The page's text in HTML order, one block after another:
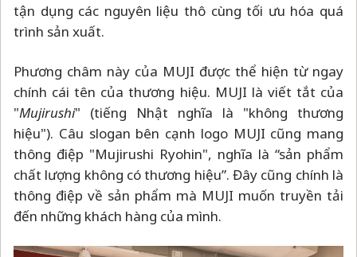
tận dụng các nguyên liệu thô cùng tối ưu hóa quá
trình sản xuất.
Phương châm này của MUJI được thể hiện từ ngay
chính cái tên của thương hiệu. MUJI là viết tắt của
"Mujirushi" (tiếng Nhật nghĩa là "không thương
hiệu"). Câu slogan bên cạnh logo MUJI cũng mang
thông điệp "Mujirushi Ryohin", nghĩa là “sản phẩm
chất lượng không có thương hiệu”. Đây cũng chính là
thông điệp về sản phẩm mà MUJI muốn truyền tải
đến những khách hàng của mình.